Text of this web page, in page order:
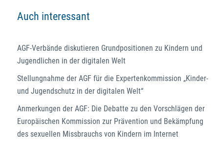
Auch interessant
AGF-Verbände diskutieren Grundpositionen zu Kindern und
Jugendlichen in der digitalen Welt
Stellungnahme der AGF für die Expertenkommission „Kinder-
und Jugendschutz in der digitalen Welt“
Anmerkungen der AGF: Die Debatte zu den Vorschlägen der
Europäischen Kommission zur Prävention und Bekämpfung
des sexuellen Missbrauchs von Kindern im Internet